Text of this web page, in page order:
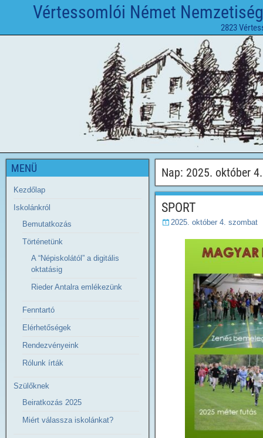
Vértessomlói Német
2823
Nap: 2025. október 4.
SPORT
2025. október 4. szombat
MENÜ
Kezdőlap
Iskolánkról
Bemutatkozás
Történetünk
A “Népiskolától” a digitális
oktatásig
Rieder Antalra emlékezünk
Fenntartó
Elérhetőségek
Rendezvényeink
Rólunk írták
Szülőknek
Beiratkozás 2025
Miért válassza iskolánkat?